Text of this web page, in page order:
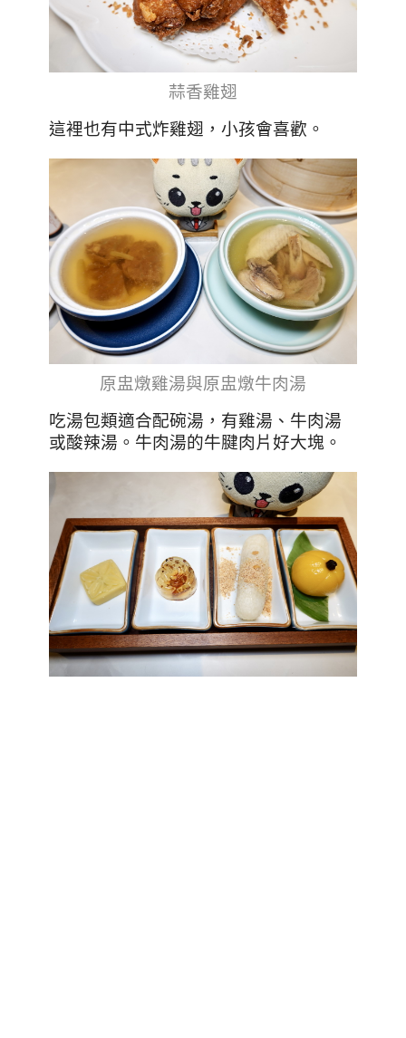
蒜香雞翅
這裡也有中式炸雞翅，小孩會喜歡。
原盅燉雞湯與原盅燉牛肉湯
吃湯包類適合配碗湯，有雞湯、牛肉湯
或酸辣湯。牛肉湯的牛腱肉片好大塊。